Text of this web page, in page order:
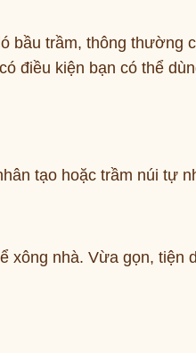
trầm, thông thường
điều kiện bạn có thể
tạo hoặc trầm núi tự
xông nhà. Vừa gọn, tiện